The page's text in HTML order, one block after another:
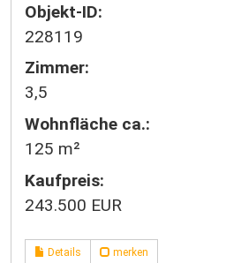
Objekt-ID:
228119
Zimmer:
3,5
Wohnfläche ca.:
125 m²
Kaufpreis:
243.500 EUR
Details merken